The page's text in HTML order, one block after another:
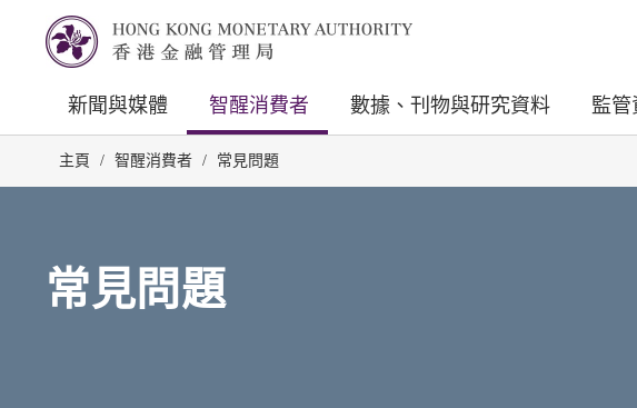
新聞與媒體 智醒消費者 數據、刊物與研究資料 監管
主頁 / 智醒消費者 / 常見問題
常見問題